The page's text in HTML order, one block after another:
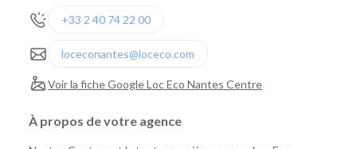
+33 2 40 74 22 00
loceconantes@loceco.com
Voir la fiche Google Loc Eco Nantes Centre
À propos de votre agence